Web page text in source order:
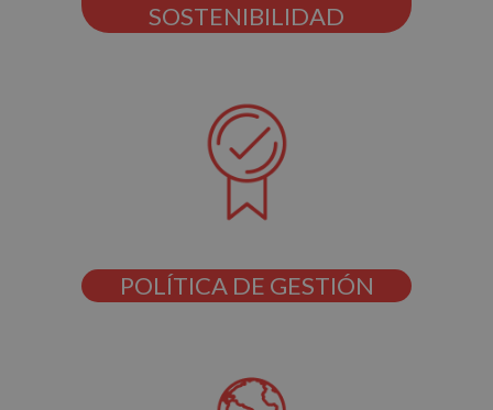
SOSTENIBILIDAD
POLÍTICA DE GESTIÓN